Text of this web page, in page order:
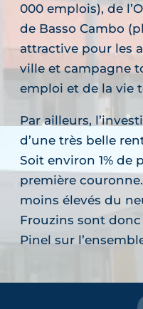
000 emplois), de
de Basso Cambo
attractive pour les
ville et campagne
emploi et de la vie
Par ailleurs,
d’une très belle
Soit environ 1% de
première
moins élevés du
Frouzins sont
Pinel sur